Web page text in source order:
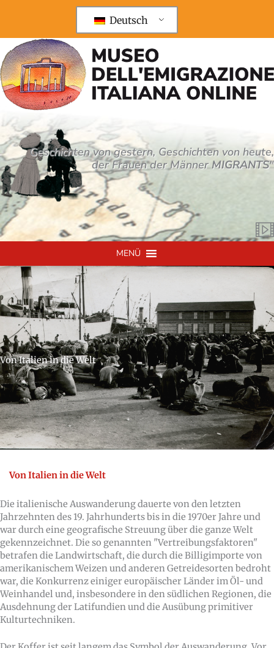
Deutsch
Geschichten von gestern, Geschichten von heute,
der Frauen der MännerMIGRANTS"
MENÜ
Von Italien in die Welt
Die italienische Auswanderung dauerte von den letzten
Jahrzehnten des 19. Jahrhunderts bis in die 1970er Jahre und
war durch eine geografische Streuung über die ganze Welt
gekennzeichnet. Die so genannten "Vertreibungsfaktoren"
betrafen die Landwirtschaft, die durch die Billigimporte von
amerikanischem Weizen und anderen Getreidesorten bedroht
war, die Konkurrenz einiger europäischer Länder im Öl- und
Weinhandel und, insbesondere in den südlichen Regionen, die
Ausdehnung der Latifundien und die Ausübung primitiver
Kulturtechniken.
Von Italien in die Welt